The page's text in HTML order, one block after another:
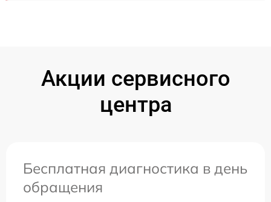
Акции сервисного
центра
Бесплатная диагностика в день
обращения